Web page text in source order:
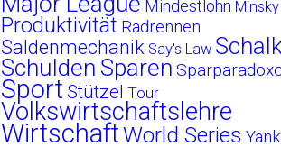
Mindestlohn Minsky
Produktivität Radrennen
Saldenmechanik Say's Law
Schulden Sparen
Sport Stützel Tour
Volkswirtschaftslehre
WirtschaftWorld Series